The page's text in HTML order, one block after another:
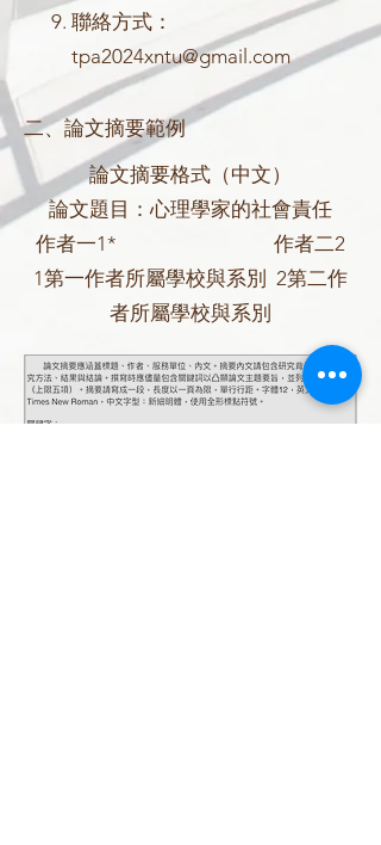
​聯絡方式：
tpa2024xntu@gmail.com
二、論文摘要範例
論文摘要格式（中文）
論文題目：心理學家的社會責任
作者一1* 作者二2
1第一作者所屬學校與系別 2第二作
者所屬學校與系別